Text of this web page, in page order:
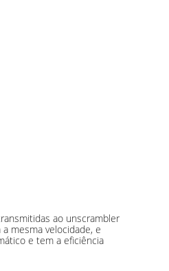
ao unscrambler
mesma velocidade, e
e tem a eficiência